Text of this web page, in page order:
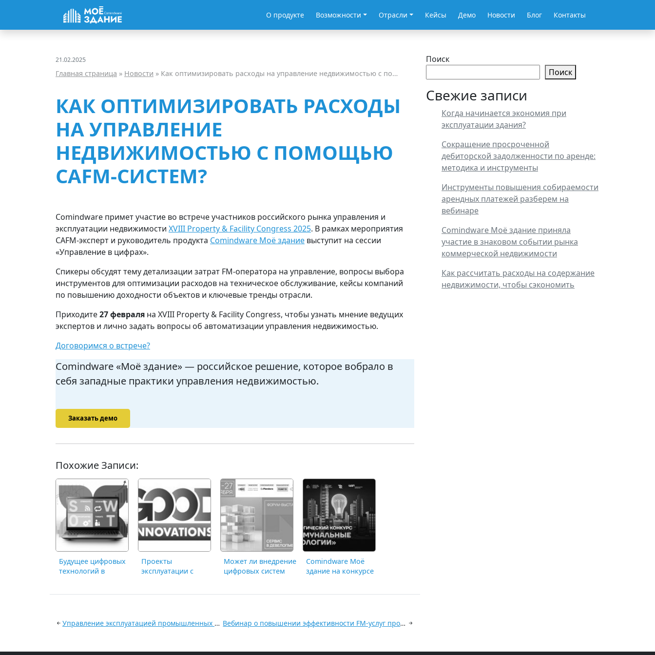
содержимому
О продукте Возможности Отрасли Кейсы Демо Новости Блог Контакты
21.02.2025
Главная страница » Новости » Как оптимизировать расходы на управление недвижимостью с помощью CAFM-систем?
КАК ОПТИМИЗИРОВАТЬ РАСХОДЫ
НА УПРАВЛЕНИЕ
НЕДВИЖИМОСТЬЮ С ПОМОЩЬЮ
CAFM-СИСТЕМ?
Comindware примет участие во встрече участников российского рынка управления и
эксплуатации недвижимости XVIII Property & Facility Congress 2025. В рамках мероприятия
CAFM-эксперт и руководитель продукта Comindware Моё здание выступит на сессии
«Управление в цифрах».
Спикеры обсудят тему детализации затрат FM-оператора на управление, вопросы выбора
инструментов для оптимизации расходов на техническое обслуживание, кейсы компаний
по повышению доходности объектов и ключевые тренды отрасли.
Приходите27 февраля на XVIII Property & Facility Congress, чтобы узнать мнение ведущих
экспертов и лично задать вопросы об автоматизации управления недвижимостью.
Договоримся о встрече?
Comindware «Моё здание» — российское решение, которое вобрало в
себя западные практики управления недвижимостью.
Заказать демо
Похожие Записи:
Будущее цифровых
технологий в
Проекты
эксплуатации с
Может ли внедрение
цифровых систем
Comindware Моё
здание на конкурсе
Управление эксплуатацией промышленных помещений Вебинар о повышении эффективности FM-услуг пройдет в марте
Поиск
Поиск
Свежие записи
Когда начинается экономия при
эксплуатации здания?
Сокращение просроченной
дебиторской задолженности по аренде:
методика и инструменты
Инструменты повышения собираемости
арендных платежей разберем на
вебинаре
Comindware Моё здание приняла
участие в знаковом событии рынка
коммерческой недвижимости
Как рассчитать расходы на содержание
недвижимости, чтобы сэкономить